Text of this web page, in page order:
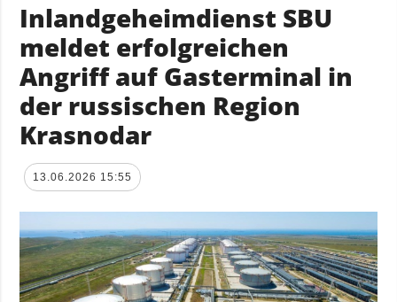
Inlandgeheimdienst SBU
meldet erfolgreichen
Angriff auf Gasterminal in
der russischen Region
Krasnodar
13.06.2026 15:55